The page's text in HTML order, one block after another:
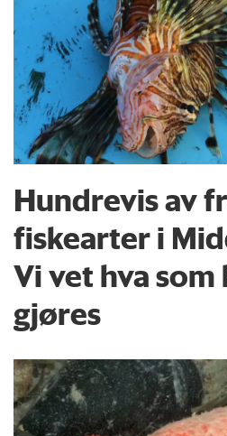
Hundrevis av
fiskearter i
Vi vet hva som
gjøres